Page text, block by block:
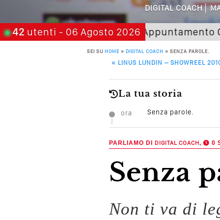
Come
Cos’è La
Come
Quale Sarà Il Futuro Della
Perché
Quali Sono Gli
Come Promuoversi
DIGITAL COACH
42 utenti - 06 Agosto 2026
Prossimo AppuntamentoCorso
SEI SU HOME » DIGITAL COACH » SENZA PAROLE.
POST NAVIGATION
« LINUS LUNDIN – SHOWREEL
La tua storia
ora Senza parole.
PARLIAMO DI DIGITAL COACH, 0
Senza
Non ti va di